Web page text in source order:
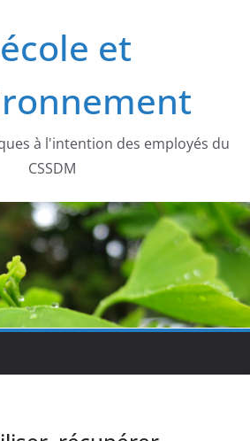
et
à l'intention des employés du
CSSDM